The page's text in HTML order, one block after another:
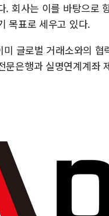
. 회사는 이를 바탕으로
목표로 세우고 있다.
글로벌 거래소와의
문은행과 실명연계계좌